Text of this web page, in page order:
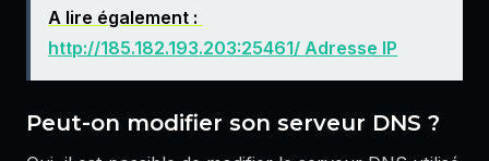
A lire également :
http://185.182.193.203:25461/ Adresse IP
Peut-on modifier son serveur DNS ?